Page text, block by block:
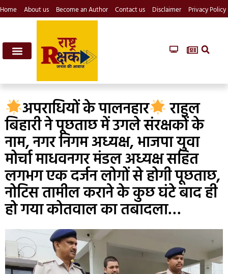
Home About us Become an Author Contact us Disclaimer Privacy Policy
अपराधियों के पालनहार राहुल
बिहारी ने पूछताछ में उगले संरक्षकों के
नाम, नगर निगम अध्यक्ष, भाजपा युवा
मोर्चा माधवनगर मंडल अध्यक्ष सहित
लगभग एक दर्जन लोगों से होगी पूछताछ,
नोटिस तामील कराने के कुछ घंटे बाद ही
हो गया कोतवाल का तबादला…